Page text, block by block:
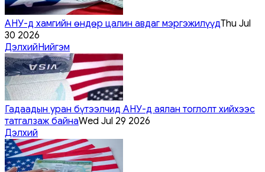
АНУ-д хамгийн өндөр цалин авдаг мэргэжилүүдThu Jul
30 2026
ДэлхийНийгэм
Гадаадын уран бүтээлчид АНУ-д аялан тоглолт хийхээс
татгалзаж байнаWed Jul 29 2026
Дэлхий